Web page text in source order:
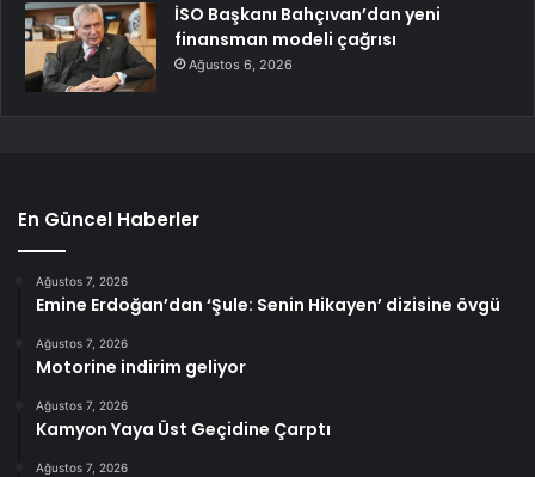
İSO Başkanı Bahçıvan’dan yeni
finansman modeli çağrısı
Ağustos 6, 2026
En Güncel Haberler
Ağustos 7, 2026
Emine Erdoğan’dan ‘Şule: Senin Hikayen’ dizisine övgü
Ağustos 7, 2026
Motorine indirim geliyor
Ağustos 7, 2026
Kamyon Yaya Üst Geçidine Çarptı
Ağustos 7, 2026